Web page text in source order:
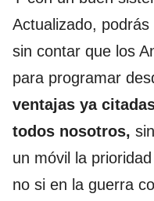
Actualizado,
sin contar que los
para programar
ventajas ya
todos nosotros,
un móvil la
no si en la guerra